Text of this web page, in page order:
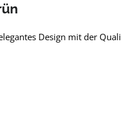
Design mit der